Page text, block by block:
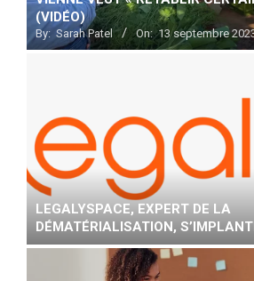
(VIDÉO)
By: Sarah Patel On: 13 septembre
LEGALYSPACE, EXPERT DE LA
DÉMATÉRIALISATION,